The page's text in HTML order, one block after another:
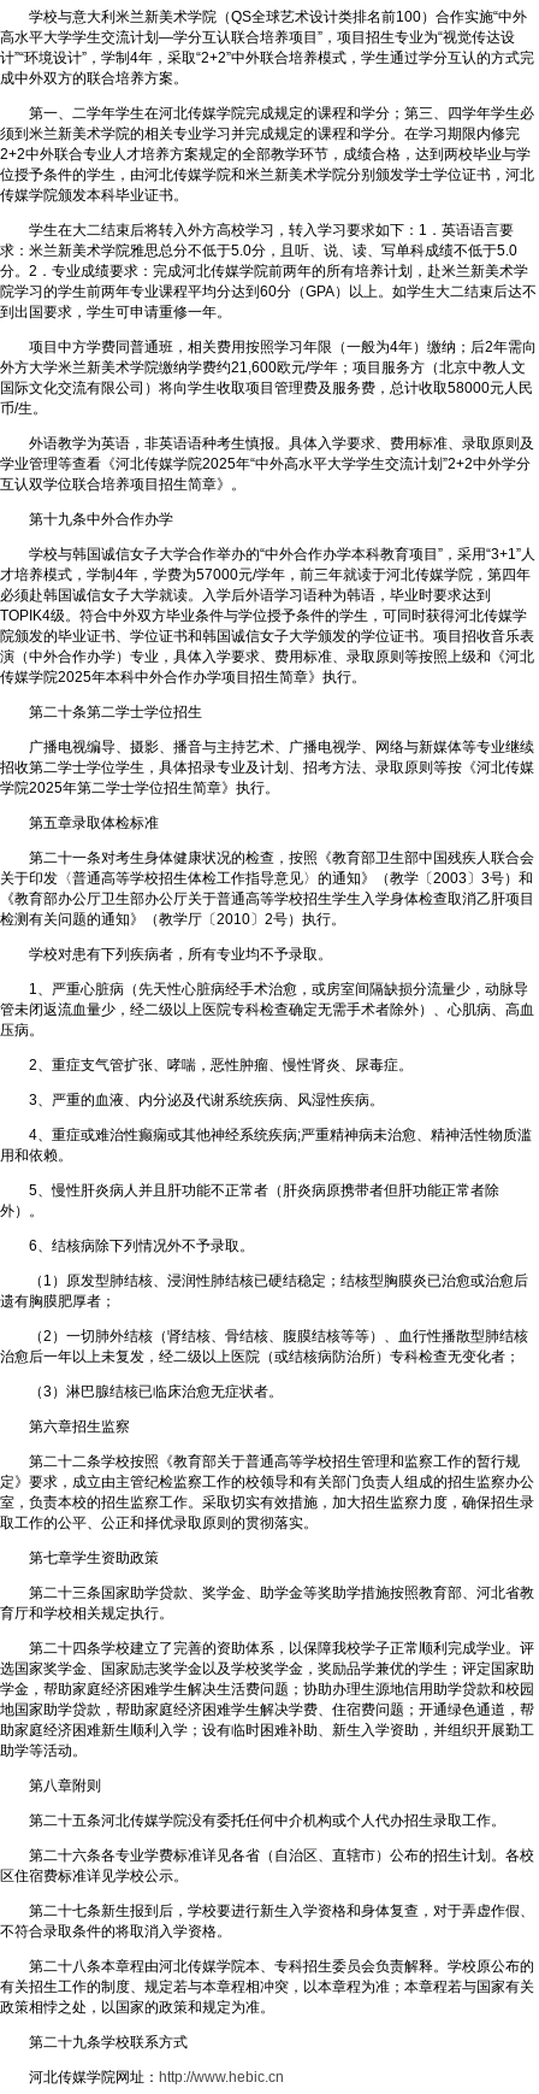
学校与意大利米兰新美术学院（QS全球艺术设计类排名前100）合作实施“中外
高水平大学学生交流计划—学分互认联合培养项目”，项目招生专业为“视觉传达设
计”“环境设计”，学制4年，采取“2+2”中外联合培养模式，学生通过学分互认的方式完
成中外双方的联合培养方案。
第一、二学年学生在河北传媒学院完成规定的课程和学分；第三、四学年学生必
须到米兰新美术学院的相关专业学习并完成规定的课程和学分。在学习期限内修完
2+2中外联合专业人才培养方案规定的全部教学环节，成绩合格，达到两校毕业与学
位授予条件的学生，由河北传媒学院和米兰新美术学院分别颁发学士学位证书，河北
传媒学院颁发本科毕业证书。
学生在大二结束后将转入外方高校学习，转入学习要求如下：1．英语语言要
求：米兰新美术学院雅思总分不低于5.0分，且听、说、读、写单科成绩不低于5.0
分。2．专业成绩要求：完成河北传媒学院前两年的所有培养计划，赴米兰新美术学
院学习的学生前两年专业课程平均分达到60分（GPA）以上。如学生大二结束后达不
到出国要求，学生可申请重修一年。
项目中方学费同普通班，相关费用按照学习年限（一般为4年）缴纳；后2年需向
外方大学米兰新美术学院缴纳学费约21,600欧元/学年；项目服务方（北京中教人文
国际文化交流有限公司）将向学生收取项目管理费及服务费，总计收取58000元人民
币/生。
外语教学为英语，非英语语种考生慎报。具体入学要求、费用标准、录取原则及
学业管理等查看《河北传媒学院2025年“中外高水平大学学生交流计划”2+2中外学分
互认双学位联合培养项目招生简章》。
第十九条中外合作办学
学校与韩国诚信女子大学合作举办的“中外合作办学本科教育项目”，采用“3+1”人
才培养模式，学制4年，学费为57000元/学年，前三年就读于河北传媒学院，第四年
必须赴韩国诚信女子大学就读。入学后外语学习语种为韩语，毕业时要求达到
TOPIK4级。符合中外双方毕业条件与学位授予条件的学生，可同时获得河北传媒学
院颁发的毕业证书、学位证书和韩国诚信女子大学颁发的学位证书。项目招收音乐表
演（中外合作办学）专业，具体入学要求、费用标准、录取原则等按照上级和《河北
传媒学院2025年本科中外合作办学项目招生简章》执行。
第二十条第二学士学位招生
广播电视编导、摄影、播音与主持艺术、广播电视学、网络与新媒体等专业继续
招收第二学士学位学生，具体招录专业及计划、招考方法、录取原则等按《河北传媒
学院2025年第二学士学位招生简章》执行。
第五章录取体检标准
第二十一条对考生身体健康状况的检查，按照《教育部卫生部中国残疾人联合会
关于印发〈普通高等学校招生体检工作指导意见〉的通知》（教学〔2003〕3号）和
《教育部办公厅卫生部办公厅关于普通高等学校招生学生入学身体检查取消乙肝项目
检测有关问题的通知》（教学厅〔2010〕2号）执行。
学校对患有下列疾病者，所有专业均不予录取。
1、严重心脏病（先天性心脏病经手术治愈，或房室间隔缺损分流量少，动脉导
管未闭返流血量少，经二级以上医院专科检查确定无需手术者除外）、心肌病、高血
压病。
2、重症支气管扩张、哮喘，恶性肿瘤、慢性肾炎、尿毒症。
3、严重的血液、内分泌及代谢系统疾病、风湿性疾病。
4、重症或难治性癫痫或其他神经系统疾病;严重精神病未治愈、精神活性物质滥
用和依赖。
5、慢性肝炎病人并且肝功能不正常者（肝炎病原携带者但肝功能正常者除
外）。
6、结核病除下列情况外不予录取。
（1）原发型肺结核、浸润性肺结核已硬结稳定；结核型胸膜炎已治愈或治愈后
遗有胸膜肥厚者；
（2）一切肺外结核（肾结核、骨结核、腹膜结核等等）、血行性播散型肺结核
治愈后一年以上未复发，经二级以上医院（或结核病防治所）专科检查无变化者；
（3）淋巴腺结核已临床治愈无症状者。
第六章招生监察
第二十二条学校按照《教育部关于普通高等学校招生管理和监察工作的暂行规
定》要求，成立由主管纪检监察工作的校领导和有关部门负责人组成的招生监察办公
室，负责本校的招生监察工作。采取切实有效措施，加大招生监察力度，确保招生录
取工作的公平、公正和择优录取原则的贯彻落实。
第七章学生资助政策
第二十三条国家助学贷款、奖学金、助学金等奖助学措施按照教育部、河北省教
育厅和学校相关规定执行。
第二十四条学校建立了完善的资助体系，以保障我校学子正常顺利完成学业。评
选国家奖学金、国家励志奖学金以及学校奖学金，奖励品学兼优的学生；评定国家助
学金，帮助家庭经济困难学生解决生活费问题；协助办理生源地信用助学贷款和校园
地国家助学贷款，帮助家庭经济困难学生解决学费、住宿费问题；开通绿色通道，帮
助家庭经济困难新生顺利入学；设有临时困难补助、新生入学资助，并组织开展勤工
助学等活动。
第八章附则
第二十五条河北传媒学院没有委托任何中介机构或个人代办招生录取工作。
第二十六条各专业学费标准详见各省（自治区、直辖市）公布的招生计划。各校
区住宿费标准详见学校公示。
第二十七条新生报到后，学校要进行新生入学资格和身体复查，对于弄虚作假、
不符合录取条件的将取消入学资格。
第二十八条本章程由河北传媒学院本、专科招生委员会负责解释。学校原公布的
有关招生工作的制度、规定若与本章程相冲突，以本章程为准；本章程若与国家有关
政策相悖之处，以国家的政策和规定为准。
第二十九条学校联系方式
河北传媒学院网址： http://www.hebic.cn